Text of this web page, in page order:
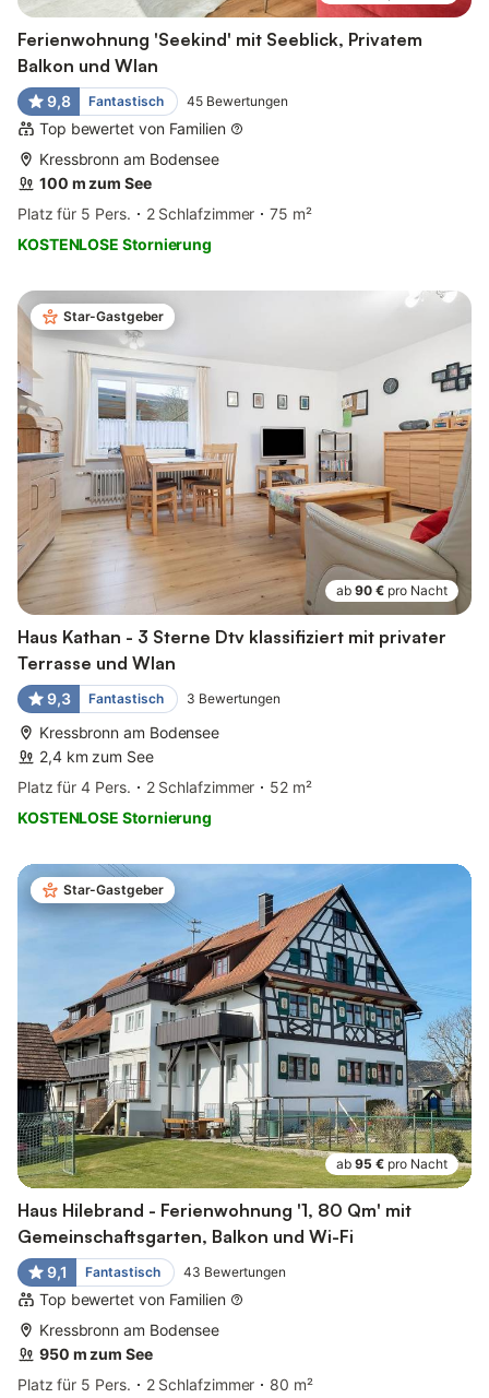
Ferienwohnung 'Seekind' mit Seeblick, Privatem
Balkon und Wlan
9,8 Fantastisch 45 Bewertungen
Top bewertet von Familien
Kressbronn am Bodensee
100 m zum See
Platz für 5 Pers.
2 Schlafzimmer
75 m²
KOSTENLOSE Stornierung
Star-Gastgeber
ab 90 € pro Nacht
Haus Kathan - 3 Sterne Dtv klassifiziert mit privater
Terrasse und Wlan
9,3 Fantastisch 3 Bewertungen
Kressbronn am Bodensee
2,4 km zum See
Platz für 4 Pers.
2 Schlafzimmer
52 m²
KOSTENLOSE Stornierung
Star-Gastgeber
ab 95 € pro Nacht
Haus Hilebrand - Ferienwohnung '1, 80 Qm' mit
Gemeinschaftsgarten, Balkon und Wi-Fi
9,1 Fantastisch 43 Bewertungen
Top bewertet von Familien
Kressbronn am Bodensee
950 m zum See
Platz für 5 Pers.
2 Schlafzimmer
80 m²